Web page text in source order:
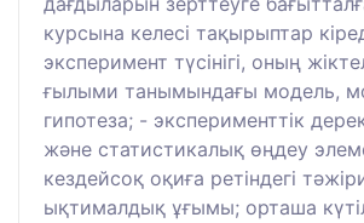
курсына келесі тақырыптар
эксперимент түсінігі, оның
ғылыми танымындағы модель,
гипотеза; - эксперименттік
және статистикалық өңдеу
кездейсоқ оқиға ретіндегі
ықтималдық ұғымы; орташа